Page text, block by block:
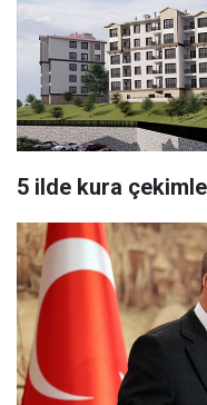
5 ilde kura